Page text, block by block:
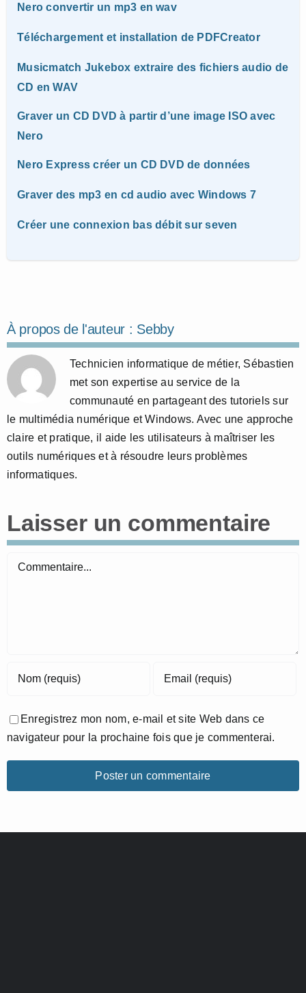
Nero convertir un mp3 en wav
Téléchargement et installation de PDFCreator
Musicmatch Jukebox extraire des fichiers audio de
CD en WAV
Graver un CD DVD à partir d’une image ISO avec
Nero
Nero Express créer un CD DVD de données
Graver des mp3 en cd audio avec Windows 7
Créer une connexion bas débit sur seven
À propos de l'auteur : Sebby
Technicien informatique de métier, Sébastien
met son expertise au service de la
communauté en partageant des tutoriels sur
le multimédia numérique et Windows. Avec une approche
claire et pratique, il aide les utilisateurs à maîtriser les
outils numériques et à résoudre leurs problèmes
informatiques.
Laisser un commentaire
Commentaire
Enregistrez mon nom, e-mail et site Web dans ce
navigateur pour la prochaine fois que je commenterai.